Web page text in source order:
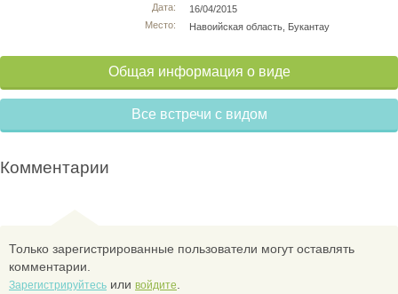
Дата:
Место:
16/04/2015
Навоийская область, Букантау
Общая информация о виде
Все встречи с видом
Комментарии
Только зарегистрированные пользователи могут оставлять
комментарии.
Зарегистрируйтесь или войдите